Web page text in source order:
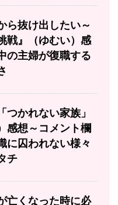
ら抜け出したい～
戦』（ゆむい）感
の主婦が復職する
つかれない家族」
感想～コメント欄
に囚われない様々
チ
亡くなった時に必